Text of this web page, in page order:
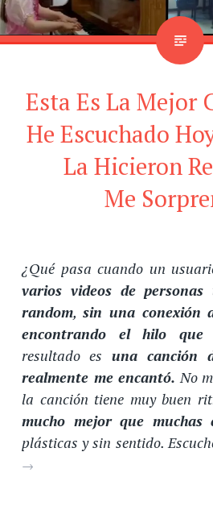
Esta Es La Mejor
He Escuchado
La Hicieron
Me
¿Qué pasa cuando un
varios videos de personas
random, sin una conexión
encontrando el hilo que
resultado es una canción
realmente me encantó. No
la canción tiene muy buen
mucho mejor que muchas
plásticas y sin sentido.
→